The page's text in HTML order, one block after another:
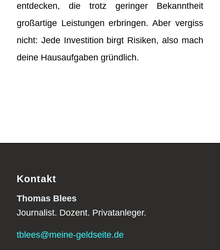
entdecken, die trotz geringer Bekanntheit
großartige Leistungen erbringen. Aber vergiss
nicht: Jede Investition birgt Risiken, also mach
deine Hausaufgaben gründlich.
Kontakt
Thomas Blees
Journalist. Dozent. Privatanleger.
tblees@meine-geldseite.de